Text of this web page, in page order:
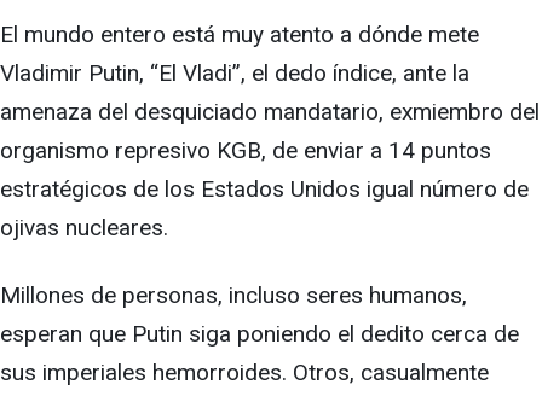
El mundo entero está muy atento a dónde mete
Vladimir Putin, “El Vladi”, el dedo índice, ante la
amenaza del desquiciado mandatario, exmiembro del
organismo represivo KGB, de enviar a 14 puntos
estratégicos de los Estados Unidos igual número de
ojivas nucleares.
Millones de personas, incluso seres humanos,
esperan que Putin siga poniendo el dedito cerca de
sus imperiales hemorroides. Otros, casualmente